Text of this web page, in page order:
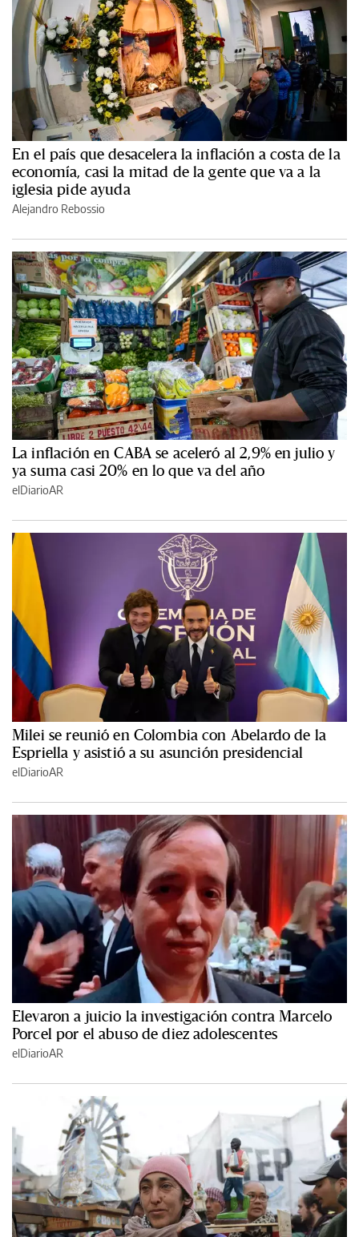
En el país que desacelera la inflación a costa de la
economía, casi la mitad de la gente que va a la
iglesia pide ayuda
Alejandro Rebossio
La inflación en CABA se aceleró al 2,9% en julio y
ya suma casi 20% en lo que va del año
elDiarioAR
Milei se reunió en Colombia con Abelardo de la
Espriella y asistió a su asunción presidencial
elDiarioAR
Elevaron a juicio la investigación contra Marcelo
Porcel por el abuso de diez adolescentes
elDiarioAR